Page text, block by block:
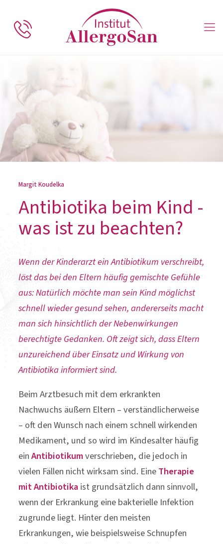
Margit Koudelka
Antibiotika beim Kind -
was ist zu beachten?
Wenn der Kinderarzt ein Antibiotikum verschreibt,
löst das bei den Eltern häufig gemischte Gefühle
aus: Natürlich möchte man sein Kind möglichst
schnell wieder gesund sehen, andererseits macht
man sich hinsichtlich der Nebenwirkungen
berechtigte Gedanken. Oft zeigt sich, dass Eltern
unzureichend über Einsatz und Wirkung von
Antibiotika informiert sind.
Beim Arztbesuch mit dem erkrankten
Nachwuchs äußern Eltern – verständlicherweise
– oft den Wunsch nach einem schnell wirkenden
Medikament, und so wird im Kindesalter häufig
einAntibiotikumverschrieben, die jedoch in
vielen Fällen nicht wirksam sind. EineTherapie
mit Antibiotikaist grundsätzlich dann sinnvoll,
wenn der Erkrankung eine bakterielle Infektion
zugrunde liegt. Hinter den meisten
Erkrankungen, wie beispielsweise Schnupfen